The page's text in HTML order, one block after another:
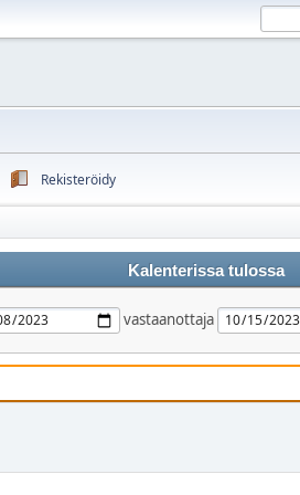
Rekisteröidy
Kalenterissa tulossa
vastaanottaja